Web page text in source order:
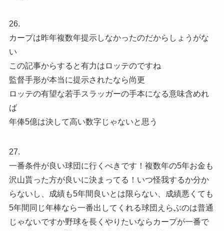
26.
カープは昨年複数年提示しなかったのだからしょうがな
い
この記事からすると有力はロッテのですね
監督手形が本当に提示されたなら尚更
ロッテの有望な若手スラッガーの手本になる意味含めれ
ば
年俸5億は決して高い数字じゃないと思う
27.
一番条件が良い球団に行くべきです！複数年の5年お金も
沢山貰った方が良いに決まってる！いつ怪我するか分か
らないし、成績も5年間良いとは限らない、成績悪くても
5年間同じ年棒なら一番出してくれる球団えらぶのは普通
じゃないですか野球を長くやりたいならカープが一番で